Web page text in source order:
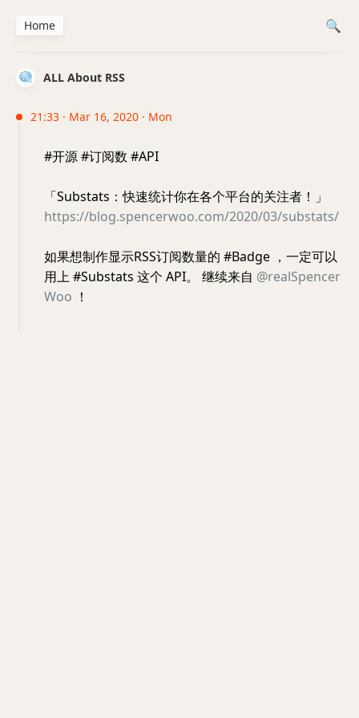
ALL About RSS
21:33 · Mar 16, 2020 · Mon
#开源 #订阅数 #API
「Substats：快速统计你在各个平台的关注者！」
https://blog.spencerwoo.com/2020/03/substats/
如果想制作显示RSS订阅数量的 #Badge ，一定可以
用上 #Substats 这个 API。 继续来自 @realSpencer
Woo ！
Home